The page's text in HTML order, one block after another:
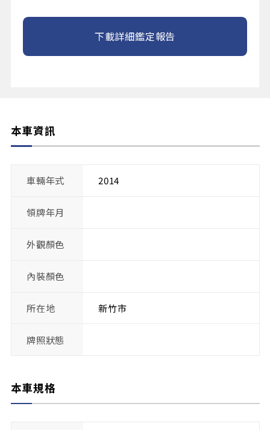
下載詳細鑑定報告
本車資訊
車輛年式 2014
領牌年月
外觀顏色
內裝顏色
所在地 新竹市
牌照狀態
本車規格